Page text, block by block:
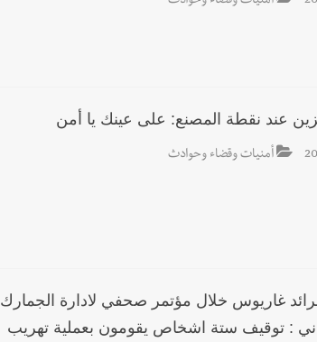
عند نقطة المصنع: على عينك يا أمن
أمنيات وقضاء وحوادث
غاريوس خلال مؤتمر صحفي لادارة الجمارك
: توقيف ستة اشخاص يقومون بعملية تهريب